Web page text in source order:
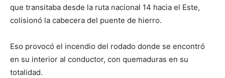
que transitaba desde la ruta nacional 14 hacia el Este,
colisionó la cabecera del puente de hierro.
Eso provocó el incendio del rodado donde se encontró
en su interior al conductor, con quemaduras en su
totalidad.